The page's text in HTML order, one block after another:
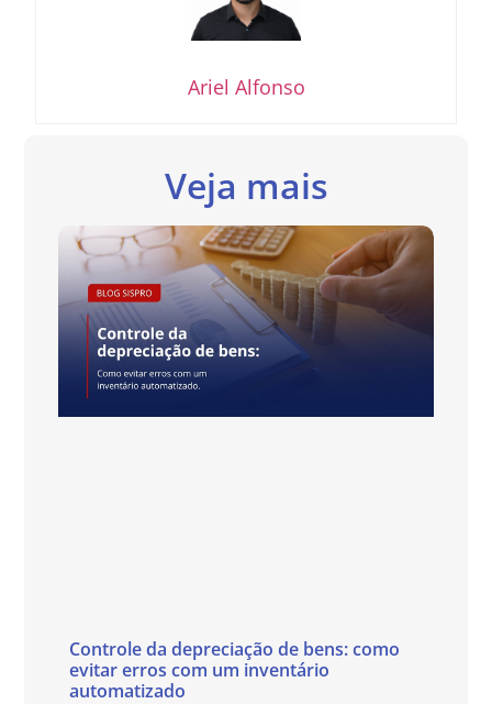
Ariel Alfonso
Veja mais
Controle da depreciação de bens: como
evitar erros com um inventário
automatizado